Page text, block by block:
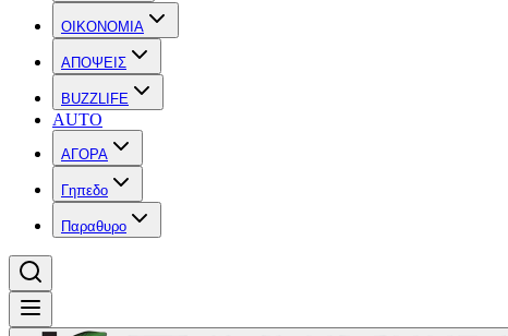
OIKONOMIA
ΑΠΟΨΕΙΣ
BUZZLIFE
AUTO
ΑΓΟΡΑ
Γηπεδο
Παραθυρο